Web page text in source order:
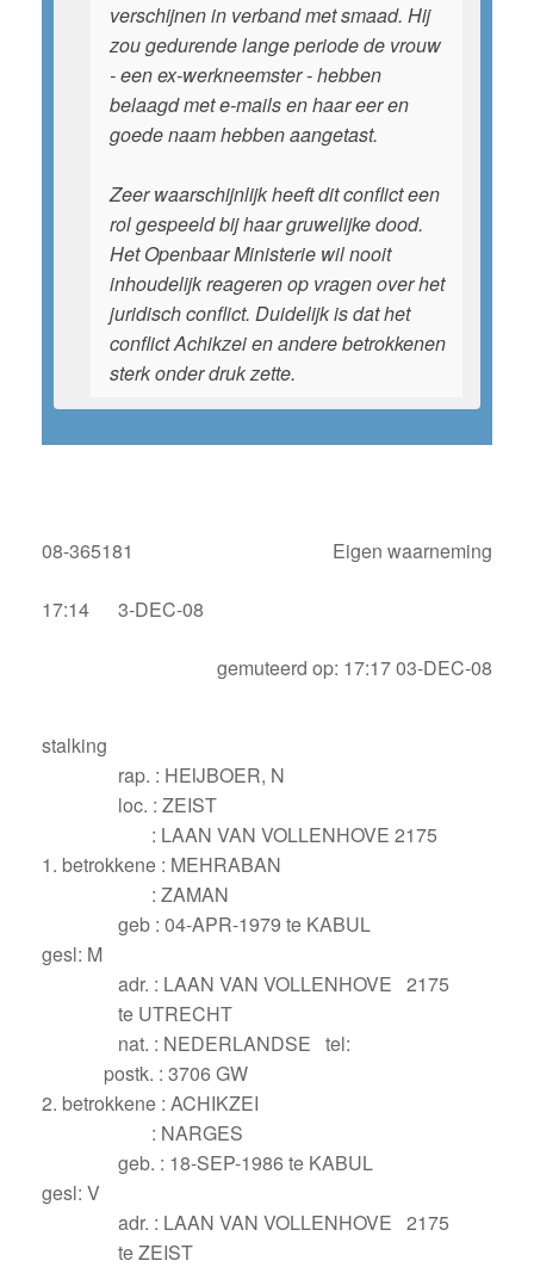
verschijnen in verband met smaad. Hij
zou gedurende lange periode de vrouw
- een ex-werkneemster - hebben
belaagd met e-mails en haar eer en
goede naam hebben aangetast.
Zeer waarschijnlijk heeft dit conflict een
rol gespeeld bij haar gruwelijke dood.
Het Openbaar Ministerie wil nooit
inhoudelijk reageren op vragen over het
juridisch conflict. Duidelijk is dat het
conflict Achikzei en andere betrokkenen
sterk onder druk zette.
08-365181 Eigen waarneming
17:14 3-DEC-08
gemuteerd op: 17:17 03-DEC-08
stalking
rap. : HEIJBOER, N
loc. : ZEIST
: LAAN VAN VOLLENHOVE 2175
1. betrokkene : MEHRABAN
: ZAMAN
geb : 04-APR-1979 te KABUL
gesl: M
adr. : LAAN VAN VOLLENHOVE 2175
te UTRECHT
nat. : NEDERLANDSE tel:
postk. : 3706 GW
2. betrokkene : ACHIKZEI
: NARGES
geb. : 18-SEP-1986 te KABUL
gesl: V
adr. : LAAN VAN VOLLENHOVE 2175
te ZEIST